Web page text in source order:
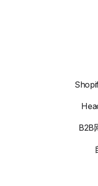
B2B